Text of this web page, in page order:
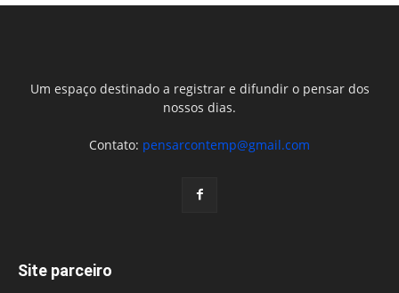
Um espaço destinado a registrar e difundir o pensar dos
nossos dias.
Contato: pensarcontemp@gmail.com
Site parceiro